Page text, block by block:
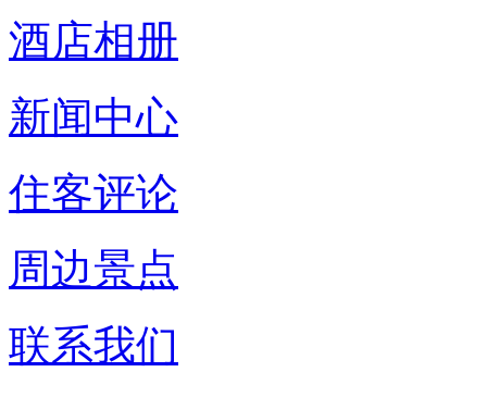
酒店相册
新闻中心
住客评论
周边景点
联系我们